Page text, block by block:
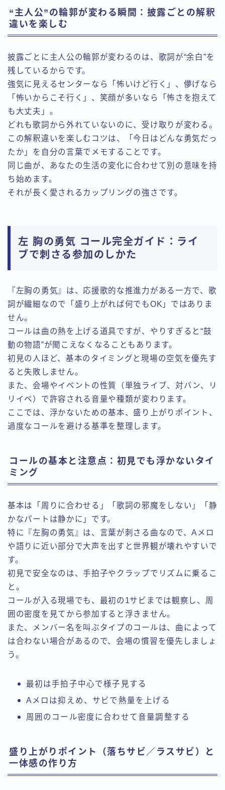
“主人公”の輪郭が変わる瞬間：披露ごとの解釈
違いを楽しむ
披露ごとに主人公の輪郭が変わるのは、歌詞が“余白”を
残しているからです。
強気に見えるセンターなら「怖いけど行く」、儚げなら
「怖いからこそ行く」、笑顔が多いなら「怖さを抱えて
も大丈夫」。
どれも歌詞から外れていないのに、受け取りが変わる。
この解釈違いを楽しむコツは、「今日はどんな勇気だっ
たか」を自分の言葉でメモすることです。
同じ曲が、あなたの生活の変化に合わせて別の意味を持
ち始めます。
それが長く愛されるカップリングの強さです。
左 胸の勇気 コール完全ガイド：ライ
ブで刺さる参加のしかた
『左胸の勇気』は、応援歌的な推進力がある一方で、歌
詞が繊細なので「盛り上がれば何でもOK」ではありま
せん。
コールは曲の熱を上げる道具ですが、やりすぎると“鼓
動の物語”が聞こえなくなることもあります。
初見の人ほど、基本のタイミングと現場の空気を優先す
ると失敗しません。
また、会場やイベントの性質（単独ライブ、対バン、リ
リイベ）で許容される音量や種類が変わります。
ここでは、浮かないための基本、盛り上がりポイント、
過度なコールを避ける基準を整理します。
コールの基本と注意点：初見でも浮かないタイ
ミング
基本は「周りに合わせる」「歌詞の邪魔をしない」「静
かなパートは静かに」です。
特に『左胸の勇気』は、言葉が刺さる曲なので、Aメロ
や語りに近い部分で大声を出すと世界観が壊れやすいで
す。
初見で安全なのは、手拍子やクラップでリズムに乗るこ
と。
コールが入る現場でも、最初の1サビまでは観察し、周
囲の密度を見てから参加すると浮きません。
また、メンバー名を叫ぶタイプのコールは、曲によって
は合わない場合があるので、会場の慣習を優先しましょ
う。
最初は手拍子中心で様子見する
Aメロは抑えめ、サビで熱量を上げる
周囲のコール密度に合わせて音量調整する
盛り上がりポイント（落ちサビ／ラスサビ）と
一体感の作り方